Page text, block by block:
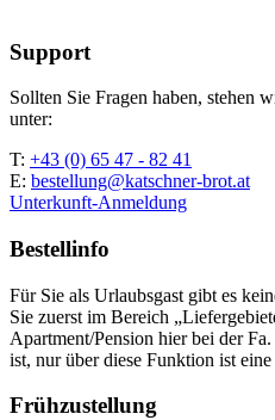
Support
Sollten Sie Fragen haben, stehen
unter:
T: +43 (0) 65 47 - 82 41
E: bestellung@katschner-brot.at
Unterkunft-Anmeldung
Bestellinfo
Für Sie als Urlaubsgast gibt es
Sie zuerst im Bereich
Apartment/Pension hier bei der
ist, nur über diese Funktion ist
Frühzustellung